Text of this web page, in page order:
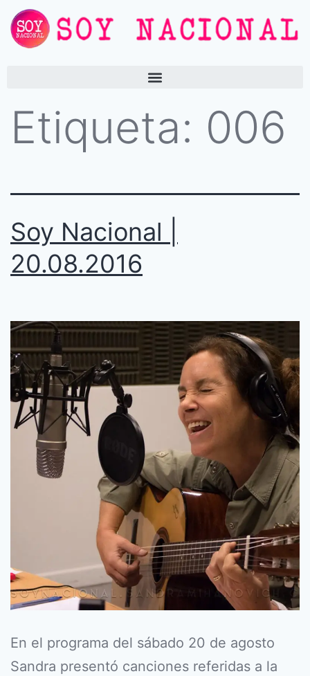
Etiqueta: 006
Soy Nacional |
20.08.2016
En el programa del sábado 20 de agosto
Sandra presentó canciones referidas a la